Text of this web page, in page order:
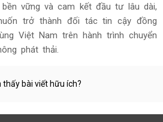
vững và cam kết đầu tư lâu dài,
trở thành đối tác tin cậy đồng
Việt Nam trên hành trình chuyển
phát thải.
thấy bài viết hữu ích?